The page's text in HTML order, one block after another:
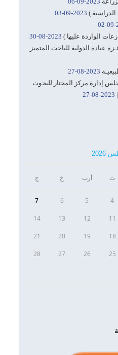
الدراسية ) 2023-09-03
الواردة عليها ) 2023-08-30
عبادة الدولية للباحث المتميز
2023-08-27
إدارة مركز المختار للبحوث
2023-08-27
ث أرب خ ج
4
5
6
7
11
12
13
14
18
19
20
21
25
26
27
28